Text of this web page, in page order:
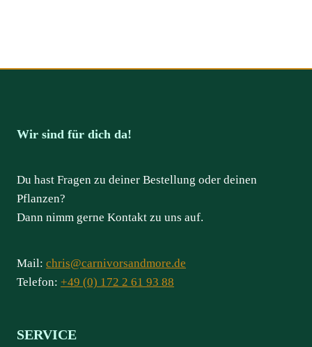
Wir sind für dich da!
Du hast Fragen zu deiner Bestellung oder deinen
Pflanzen?
Dann nimm gerne Kontakt zu uns auf.
Mail: chris@carnivorsandmore.de
Telefon: +49 (0) 172 2 61 93 88
SERVICE